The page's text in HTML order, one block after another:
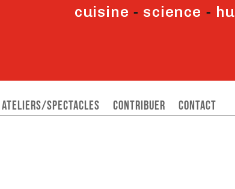
Ateliers/Spectacles Contribuer Contact